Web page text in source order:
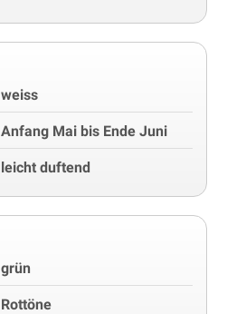
weiss
Anfang Mai bis Ende Juni
leicht duftend
grün
Rottöne